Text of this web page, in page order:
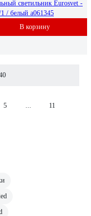
светильник Eurosvet -
1 / белый a061345
В корзину
5 11